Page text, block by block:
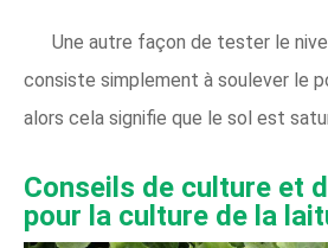
Une autre façon de tester le
consiste simplement à soulever le
alors cela signifie que le sol est
Conseils de culture et
pour la culture de la